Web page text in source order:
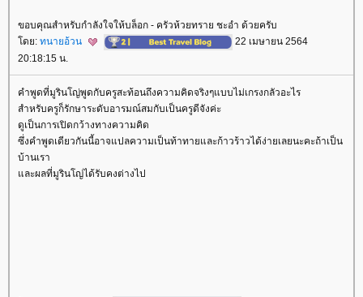
ขอบคุณสำหรับกำลังใจให้บล็อก - ครัวห้วยทราย ชะอำ ด้วยครับ
ดย: ทนายอ้วน
22 เมษายน 2564
20:18:15 น.
คำพูดที่มูรินโญ่พูดกับครูสะท้อนถึงความคิดจริงๆแบบไม่เกรงกลัวอะไร
สำหรับครูก็รักษาระดับอารมณ์สมกับเป็นครูดีจังค่ะ
ดูเป็นการเปิดกว้างทางความคิด
ซึ่งคำพูดเดียวกันนี้อาจแปลความเป็นท้าทายและก้าวร้าวได้ง่ายเลยนะคะถ้าเป็น
บ้านเรา
ละผลที่มูรินโญ่ได้รับคงต่างไป